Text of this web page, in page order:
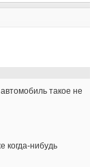
такое не
когда-нибудь